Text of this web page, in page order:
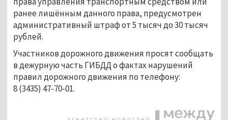
ранее лишённым данного права, предусмотрен
административный штраф от 5 тысяч до 30 тысяч
рублей.
Участников дорожного движения просят сообщать
в дежурную часть ГИБДД о фактах нарушений
правил дорожного движения по телефону:
8 (3435) 47-70-01.